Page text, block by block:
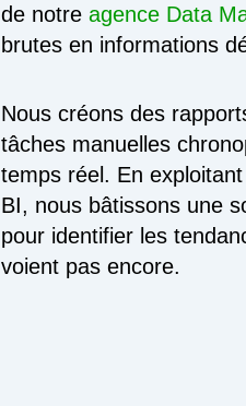
de notre agence Data
brutes en informations
Nous créons des
tâches manuelles
temps réel. En
BI, nous bâtissons une
pour identifier les
voient pas encore.